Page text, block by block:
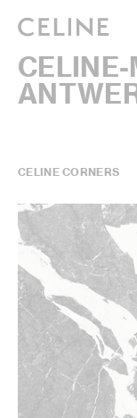
女士 - 即刻选购
男士 - 即刻选购
购物袋 (0)
CELINE CORNERS